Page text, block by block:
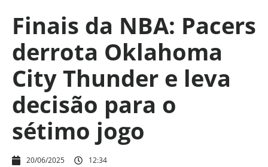
Finais da NBA: Pacers
derrota Oklahoma
City Thunder e leva
decisão para o
sétimo jogo
20/06/2025 12:34